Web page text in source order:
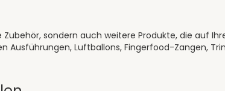
sondern auch weitere Produkte, die auf
Ausführungen, Luftballons, Fingerfood-Zangen,